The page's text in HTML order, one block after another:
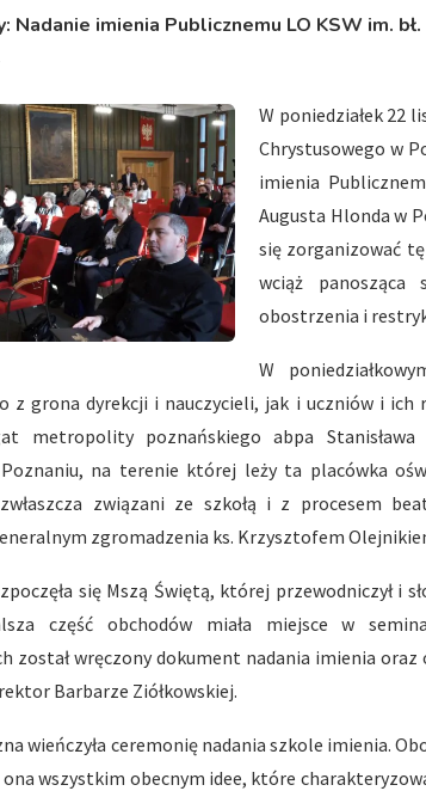
Nadanie imienia Publicznemu LO KSW im.
W poniedziałek 22
Chrystusowego w
imienia
Augusta Hlonda w
się zorganizować
wciąż
obostrzenia i
W
z grona dyrekcji i nauczycieli, jak i uczniów i
metropolity poznańskiego abpa Stanisława
na terenie której leży ta placówka
związani ze szkołą i z procesem
zgromadzenia ks. Krzysztofem
się Mszą Świętą, której przewodniczył i
część obchodów miała miejsce w
został wręczony dokument nadania imienia oraz
Barbarze Ziółkowskiej.
wieńczyła ceremonię nadania szkole imienia.
ona wszystkim obecnym idee, które